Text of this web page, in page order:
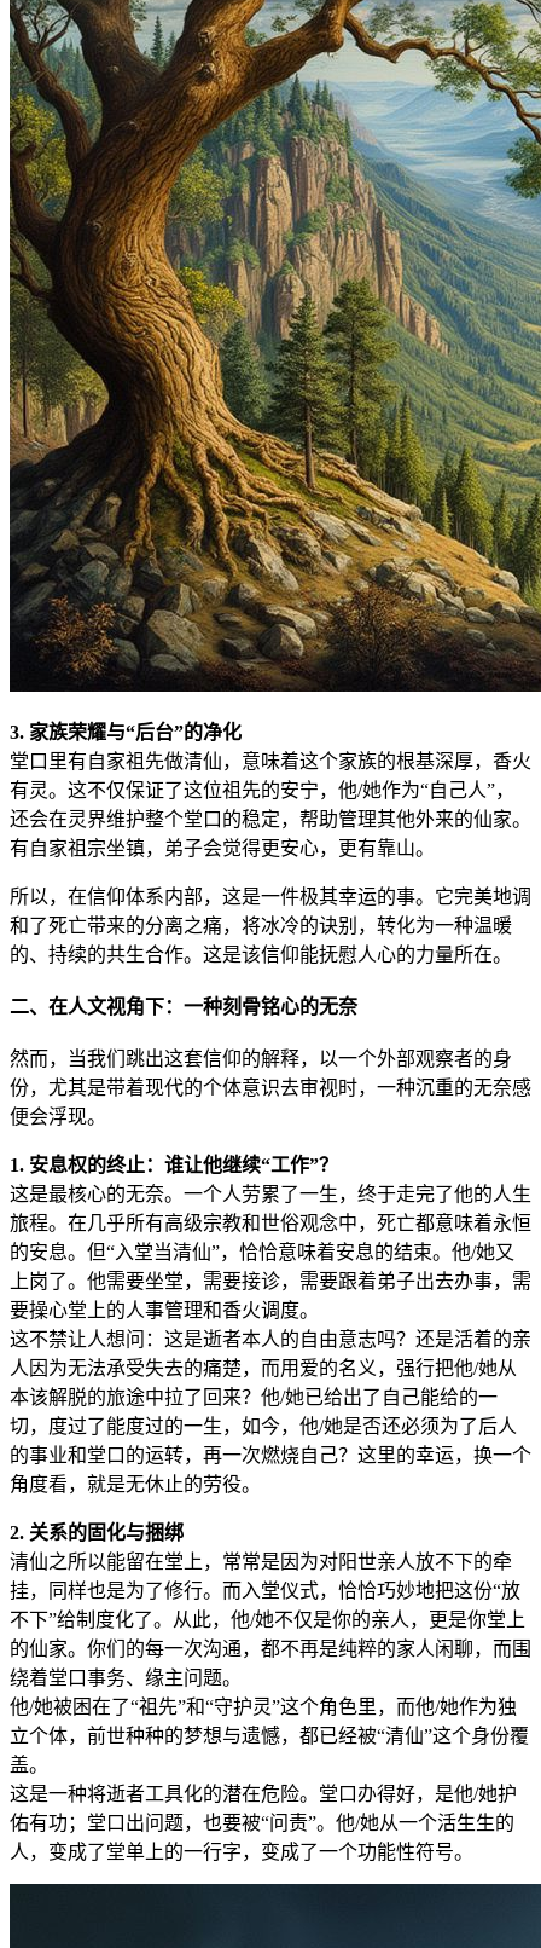
3. 家族荣耀与“后台”的净化
堂口里有自家祖先做清仙，意味着这个家族的根基深厚，香火
有灵。这不仅保证了这位祖先的安宁，他/她作为“自己人”，
还会在灵界维护整个堂口的稳定，帮助管理其他外来的仙家。
有自家祖宗坐镇，弟子会觉得更安心，更有靠山。
所以，在信仰体系内部，这是一件极其幸运的事。它完美地调
和了死亡带来的分离之痛，将冰冷的诀别，转化为一种温暖
的、持续的共生合作。这是该信仰能抚慰人心的力量所在。
二、在人文视角下：一种刻骨铭心的无奈
然而，当我们跳出这套信仰的解释，以一个外部观察者的身
份，尤其是带着现代的个体意识去审视时，一种沉重的无奈感
便会浮现。
1. 安息权的终止：谁让他继续“工作”？
这是最核心的无奈。一个人劳累了一生，终于走完了他的人生
旅程。在几乎所有高级宗教和世俗观念中，死亡都意味着永恒
的安息。但“入堂当清仙”，恰恰意味着安息的结束。他/她又
上岗了。他需要坐堂，需要接诊，需要跟着弟子出去办事，需
要操心堂上的人事管理和香火调度。
这不禁让人想问：这是逝者本人的自由意志吗？还是活着的亲
人因为无法承受失去的痛楚，而用爱的名义，强行把他/她从
本该解脱的旅途中拉了回来？他/她已给出了自己能给的一
切，度过了能度过的一生，如今，他/她是否还必须为了后人
的事业和堂口的运转，再一次燃烧自己？这里的幸运，换一个
角度看，就是无休止的劳役。
2. 关系的固化与捆绑
清仙之所以能留在堂上，常常是因为对阳世亲人放不下的牵
挂，同样也是为了修行。而入堂仪式，恰恰巧妙地把这份“放
不下”给制度化了。从此，他/她不仅是你的亲人，更是你堂上
的仙家。你们的每一次沟通，都不再是纯粹的家人闲聊，而围
绕着堂口事务、缘主问题。
他/她被困在了“祖先”和“守护灵”这个角色里，而他/她作为独
立个体，前世种种的梦想与遗憾，都已经被“清仙”这个身份覆
盖。
这是一种将逝者工具化的潜在危险。堂口办得好，是他/她护
佑有功；堂口出问题，也要被“问责”。他/她从一个活生生的
人，变成了堂单上的一行字，变成了一个功能性符号。